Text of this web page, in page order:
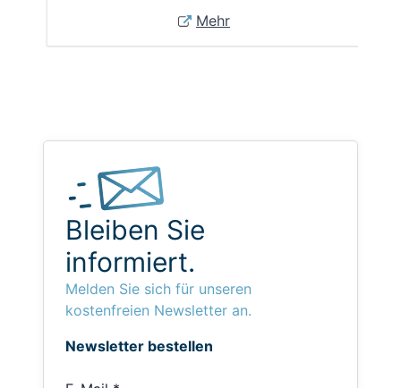
Mehr
Bleiben Sie
informiert.
Melden Sie sich für unseren
kostenfreien Newsletter an.